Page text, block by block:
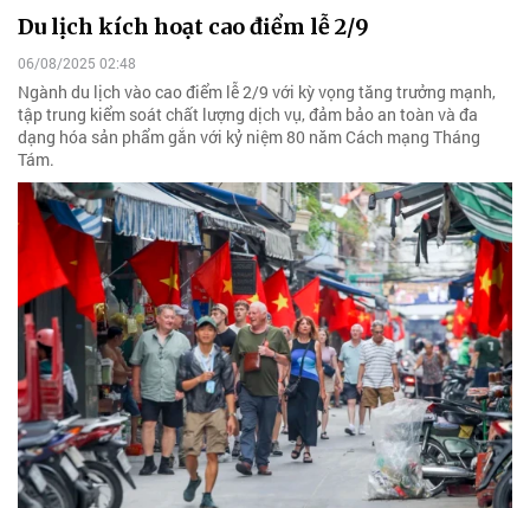
Du lịch kích hoạt cao điểm lễ 2/9
06/08/2025 02:48
Ngành du lịch vào cao điểm lễ 2/9 với kỳ vọng tăng trưởng mạnh,
tập trung kiểm soát chất lượng dịch vụ, đảm bảo an toàn và đa
dạng hóa sản phẩm gắn với kỷ niệm 80 năm Cách mạng Tháng
Tám.